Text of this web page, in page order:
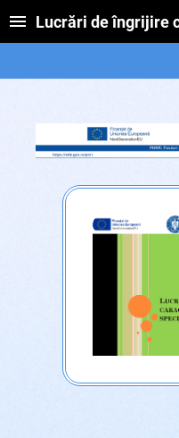
Lucrări de îngrijire